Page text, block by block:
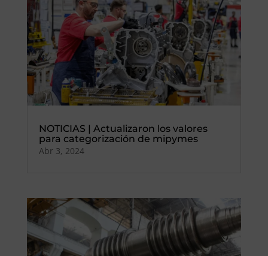
NOTICIAS | Actualizaron los valores
para categorización de mipymes
Abr 3, 2024